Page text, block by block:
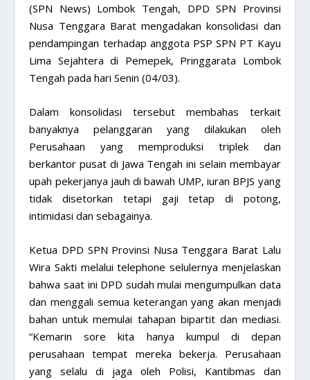
(SPN News) Lombok Tengah, DPD SPN Provinsi
Nusa Tenggara Barat mengadakan konsolidasi dan
pendampingan terhadap anggota PSP SPN PT Kayu
Lima Sejahtera di Pemepek, Pringgarata Lombok
Tengah pada hari Senin (04/03).
Dalam konsolidasi tersebut membahas terkait
banyaknya pelanggaran yang dilakukan oleh
Perusahaan yang memproduksi triplek dan
berkantor pusat di Jawa Tengah ini selain membayar
upah pekerjanya jauh di bawah UMP, iuran BPJS yang
tidak disetorkan tetapi gaji tetap di potong,
intimidasi dan sebagainya.
Ketua DPD SPN Provinsi Nusa Tenggara Barat Lalu
Wira Sakti melalui telephone selulernya menjelaskan
bahwa saat ini DPD sudah mulai mengumpulkan data
dan menggali semua keterangan yang akan menjadi
bahan untuk memulai tahapan bipartit dan mediasi.
“Kemarin sore kita hanya kumpul di depan
perusahaan tempat mereka bekerja. Perusahaan
yang selalu di jaga oleh Polisi, Kantibmas dan